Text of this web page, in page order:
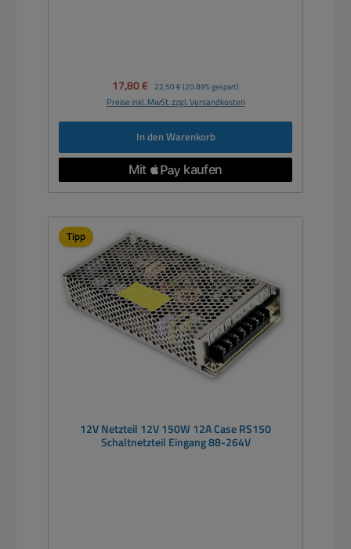
Verkaufspreis:
17,80 € Regulärer Preis:
22,50 € (20.89% gespart)
Preise inkl. MwSt. zzgl. Versandkosten
In den Warenkorb
Tipp
12V Netzteil 12V 150W 12A Case RS150
Schaltnetzteil Eingang 88-264V